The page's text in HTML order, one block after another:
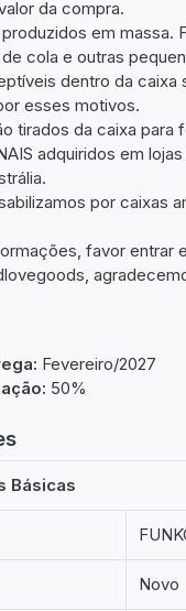
da compra.
em massa.
cola e outras
dentro da caixa
esses motivos.
tirados da caixa para
adquiridos em
por caixas
favor entrar
Fevereiro/2027
50%
Básicas
Novo